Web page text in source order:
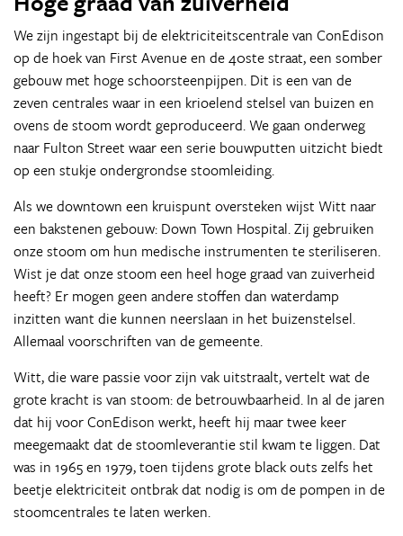
We zijn ingestapt bij de elektriciteitscentrale van ConEdison
op de hoek van First Avenue en de 40ste straat, een somber
gebouw met hoge schoorsteenpijpen. Dit is een van de
zeven centrales waar in een krioelend stelsel van buizen en
ovens de stoom wordt geproduceerd. We gaan onderweg
naar Fulton Street waar een serie bouwputten uitzicht biedt
op een stukje ondergrondse stoomleiding.
Als we downtown een kruispunt oversteken wijst Witt naar
een bakstenen gebouw: Down Town Hospital. Zij gebruiken
onze stoom om hun medische instrumenten te steriliseren.
Wist je dat onze stoom een heel hoge graad van zuiverheid
heeft? Er mogen geen andere stoffen dan waterdamp
inzitten want die kunnen neerslaan in het buizenstelsel.
Allemaal voorschriften van de gemeente.
Witt, die ware passie voor zijn vak uitstraalt, vertelt wat de
grote kracht is van stoom: de betrouwbaarheid. In al de jaren
dat hij voor ConEdison werkt, heeft hij maar twee keer
meegemaakt dat de stoomleverantie stil kwam te liggen. Dat
was in 1965 en 1979, toen tijdens grote black outs zelfs het
beetje elektriciteit ontbrak dat nodig is om de pompen in de
stoomcentrales te laten werken.